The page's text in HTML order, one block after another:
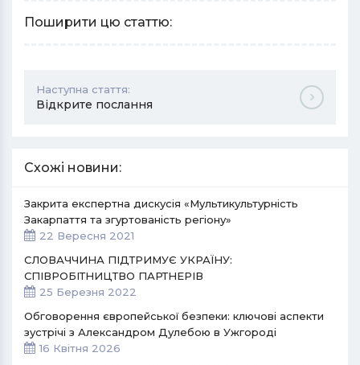
Поширити цю статтю:
Наступна стаття:
Відкрите послання
Схожі новини:
Закрита експертна дискусія «Мультикультурність
Закарпаття та згуртованість регіону»
22 Вересня 2021
СЛОВАЧЧИНА ПІДТРИМУЄ УКРАЇНУ:
СПІВРОБІТНИЦТВО ПАРТНЕРІВ
25 Березня 2022
Обговорення європейської безпеки: ключові аспекти
зустрічі з Александром Дулебою в Ужгороді
16 Квітня 2026